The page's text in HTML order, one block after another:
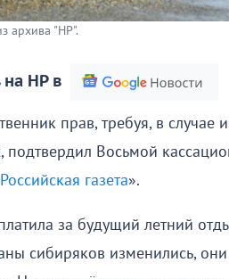
архива "НР".
на НР в
прав, требуя, в случае
Восьмой
Российская газета».
за будущий летний
сибиряков изменились,